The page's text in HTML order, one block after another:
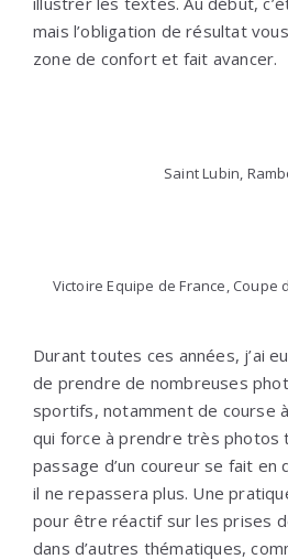
mais l’obligation de résultat
zone de confort et fait avancer.
Saint Lubin,
Victoire Equipe de France, Coupe
Durant toutes ces années, j’ai
de prendre de nombreuses
sportifs, notamment de course
qui force à prendre très photos
passage d’un coureur se fait
il ne repassera plus. Une
pour être réactif sur les prises
dans d’autres thématiques,